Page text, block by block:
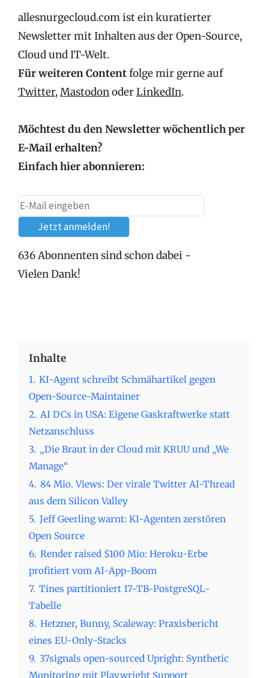
allesnurgecloud.com ist ein kuratierter
Newsletter mit Inhalten aus der Open-Source,
Cloud und IT-Welt.
Für weiteren Contentfolge mir gerne auf
Twitter,MastodonoderLinkedIn.
Möchtest du den Newsletter wöchentlich per
E-Mail erhalten?
Einfach hier abonnieren:
636 Abonnenten sind schon dabei -
Vielen Dank!
Inhalte
1. KI-Agent schreibt Schmähartikel gegen
Open-Source-Maintainer
2. AI DCs in USA: Eigene Gaskraftwerke statt
Netzanschluss
3. „Die Braut in der Cloud mit KRUU und „We
Manage“
4. 84 Mio. Views: Der virale Twitter AI-Thread
aus dem Silicon Valley
5. Jeff Geerling warnt: KI-Agenten zerstören
Open Source
6. Render raised $100 Mio: Heroku-Erbe
profitiert vom AI-App-Boom
7. Tines partitioniert 17-TB-PostgreSQL-
Tabelle
8. Hetzner, Bunny, Scaleway: Praxisbericht
eines EU-Only-Stacks
9. 37signals open-sourced Upright: Synthetic
Monitoring mit Playwright Support